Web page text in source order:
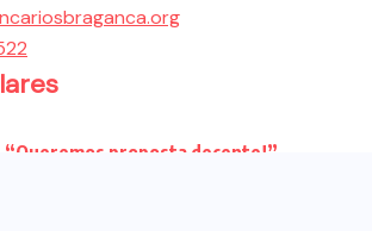
“Queremos proposta decente!”